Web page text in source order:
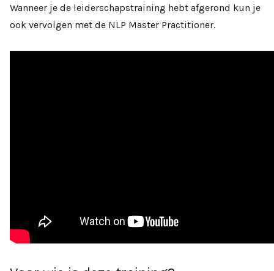
Wanneer je de leiderschapstraining hebt afgerond kun je
ook vervolgen met de NLP Master Practitioner.